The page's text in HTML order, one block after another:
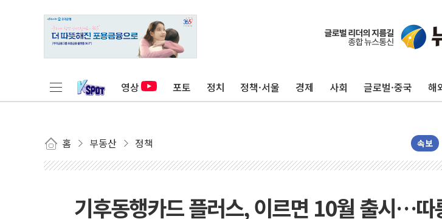
영상 포토 정치 정책·서울 경제 사회 글로벌·중국 해
홈 부동산 정책 속보
기후동행카드 플러스, 이르면 10월 출시…따